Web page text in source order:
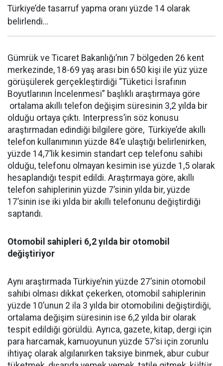
Türkiye’de tasarruf yapma oranı yüzde 14 olarak
belirlendi…
Gümrük ve Ticaret Bakanlığı’nın 7 bölgeden 26 kent
merkezinde, 18-69 yaş arası bin 650 kişi ile yüz yüze
görüşülerek gerçekleştirdiği “Tüketici İsrafının
Boyutlarının İncelenmesi” başlıklı araştırmaya göre
ortalama akıllı telefon değişim süresinin 3,2 yılda bir
olduğu ortaya çıktı. Interpress’in söz konusu
araştırmadan edindiği bilgilere göre, Türkiye’de akıllı
telefon kullanımının yüzde 84’e ulaştığı belirlenirken,
yüzde 14,7’lik kesimin standart cep telefonu sahibi
olduğu, telefonu olmayan kesimin ise yüzde 1,5 olarak
hesaplandığı tespit edildi. Araştırmaya göre, akıllı
telefon sahiplerinin yüzde 7’sinin yılda bir, yüzde
17’sinin ise iki yılda bir akıllı telefonunu değiştirdiği
saptandı.
Otomobil sahipleri 6,2 yılda bir otomobil
değiştiriyor
Aynı araştırmada Türkiye’nin yüzde 27’sinin otomobil
sahibi olması dikkat çekerken, otomobil sahiplerinin
yüzde 10’unun 2 ila 3 yılda bir otomobilini değiştirdiği,
ortalama değişim süresinin ise 6,2 yılda bir olarak
tespit edildiği görüldü. Ayrıca, gazete, kitap, dergi için
para harcamak, kamuoyunun yüzde 57’si için zorunlu
ihtiyaç olarak algılanırken taksiye binmek, abur cubur